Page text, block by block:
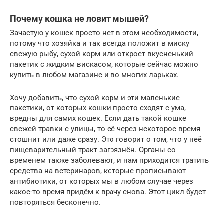
Почему кошка не ловит мышей?
Зачастую у кошек просто нет в этом необходимости,
потому что хозяйка и так всегда положит в миску
свежую рыбу, сухой корм или откроет вкусненький
пакетик с жидким вискасом, которые сейчас можно
купить в любом магазине и во многих ларьках.
Хочу добавить, что сухой корм и эти маленькие
пакетики, от которых кошки просто сходят с ума,
вредны для самих кошек. Если дать такой кошке
свежей травки с улицы, то её через некоторое время
стошнит или даже сразу. Это говорит о том, что у неё
пищеварительный тракт загрязнён. Органы со
временем также заболевают, и нам приходится тратить
средства на ветеринаров, которые прописывают
антибиотики, от которых мы в любом случае через
какое-то время придём к врачу снова. Этот цикл будет
повторяться бесконечно.